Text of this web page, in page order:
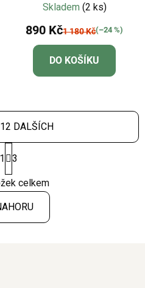
Skladem (2 ks)
890 Kč1 180 Kč(–24 %)
DO KOŠÍKU
O
v
l
á
d
DALŠÍCH
t
r
á
n
k
1 3
celkem